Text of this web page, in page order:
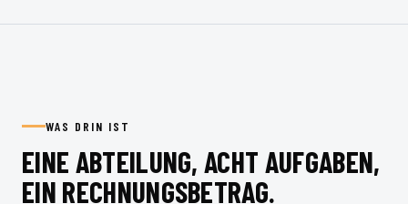
WAS DRIN IST
EINE ABTEILUNG, ACHT AUFGABEN,
EIN RECHNUNGSBETRAG.